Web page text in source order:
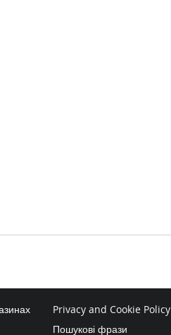
Privacy and Cookie Policy
Пошукові фрази